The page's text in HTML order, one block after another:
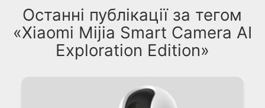
Останні публікації за тегом
«Xiaomi Mijia Smart Camera AI
Exploration Edition»